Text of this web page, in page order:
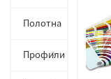
Полотна
Профили